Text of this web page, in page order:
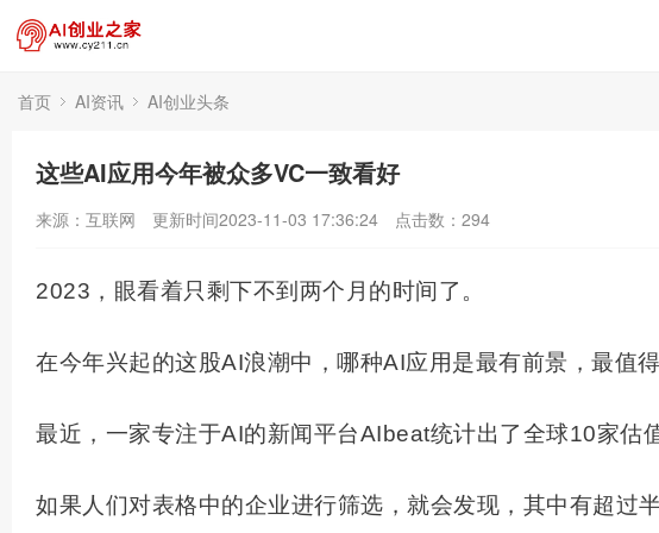
首页 AI资讯 AI创业头条
这些AI应用今年被众多VC一致看好
来源：互联网 更新时间2023-11-03 17:36:24 点击数： 294
2023，眼看着只剩下不到两个月的时间了。
在今年兴起的这股AI浪潮中，哪种AI应用是最有前景，最值
最近，一家专注于AI的新闻平台AIbeat统计出了全球10家估
如果人们对表格中的企业进行筛选，就会发现，其中有超过